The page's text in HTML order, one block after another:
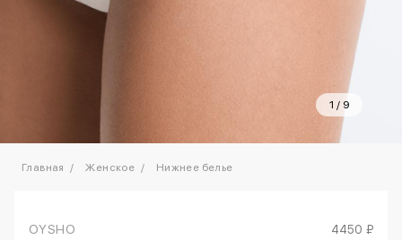
1 / 9
Главная Женское Нижнее белье
OYSHO 4450 ₽